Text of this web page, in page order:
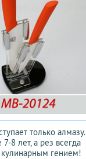
только алмазу.
8 лет, а рез всегда
гением!